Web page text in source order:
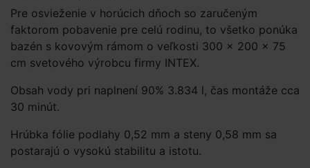
Pre osvieženie v horúcich dňoch so zaručeným
faktorom pobavenie pre celú rodinu, to všetko ponúka
bazén s kovovým rámom o veľkosti 300 × 200 × 75
cm svetového výrobcu firmy INTEX.
Obsah vody pri naplnení 90% 3.834 l, čas montáže cca
30 minút.
Hrúbka fólie podlahy 0,52 mm a steny 0,58 mm sa
postarajú o vysokú stabilitu a istotu.